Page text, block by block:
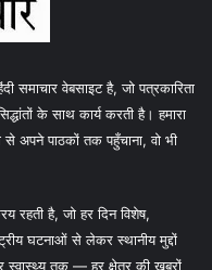
समाचार वेबसाइट है, जो पत्रकारिता
के साथ कार्य करती है। हमारा
अपने पाठकों तक पहुँचाना, वो भी
रहती है, जो हर दिन विशेष,
घटनाओं से लेकर स्थानीय मुद्दों
तक — हर क्षेत्र की खबरों